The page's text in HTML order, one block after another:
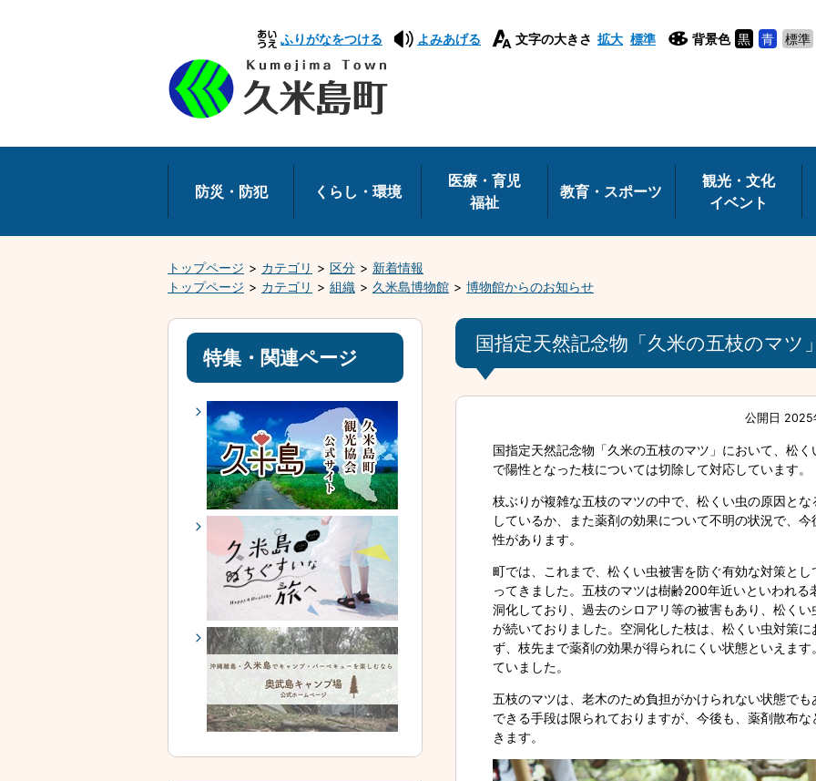
本
文
へ
移
動
ふりがなをつける よみあげる 文字の大きさ 拡大 標準 背景色 黒 青 標準
防災・防犯 くらし・環境
医療・育児
福祉
教育・スポーツ
観光・文化
イベント
トップページ カテゴリ 区分
新着情報
トップページ
カテゴリ 組織 久米島博物館 博物館からのお知らせ
国指定天然記念物「久米の五枝のマツ
公開日
国指定天然記念物「久米の五枝のマツ」において、松
で陽性となった枝については切除して対応しています。
枝ぶりが複雑な五枝のマツの中で、松くい虫の原因と
しているか、また薬剤の効果について不明の状況で、
性があります。
町では、これまで、松くい虫被害を防ぐ有効な対策と
ってきました。五枝のマツは樹齢200年近いといわれ
洞化しており、過去のシロアリ等の被害もあり、松く
が続いておりました。空洞化した枝は、松くい虫対策
ず、枝先まで薬剤の効果が得られにくい状態といえま
ていました。
五枝のマツは、老木のため負担がかけられない状態で
できる手段は限られておりますが、今後も、薬剤散布
きます。
特集・関連ページ